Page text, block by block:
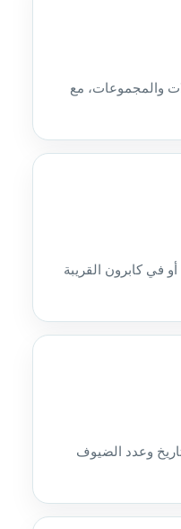
والمجموعات، مع
في كابرون القريبة
وعدد الضيوف